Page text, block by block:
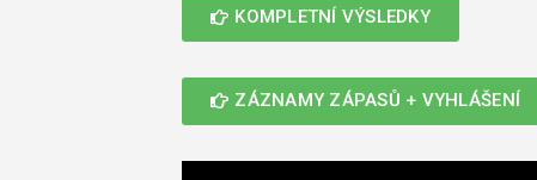
KOMPLETNÍ VÝSLEDKY
ZÁZNAMY ZÁPASŮ + VYHLÁŠENÍ